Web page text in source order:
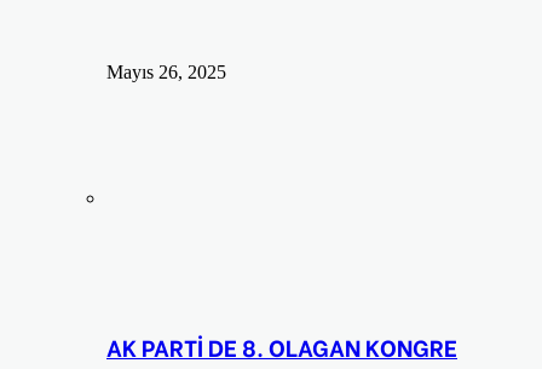
Mayıs 26, 2025
AK PARTİ DE 8. OLAGAN KONGRE